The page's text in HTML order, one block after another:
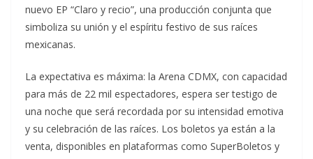
nuevo EP “Claro y recio”, una producción conjunta que
simboliza su unión y el espíritu festivo de sus raíces
mexicanas.
La expectativa es máxima: la Arena CDMX, con capacidad
para más de 22 mil espectadores, espera ser testigo de
una noche que será recordada por su intensidad emotiva
y su celebración de las raíces. Los boletos ya están a la
venta, disponibles en plataformas como SuperBoletos y